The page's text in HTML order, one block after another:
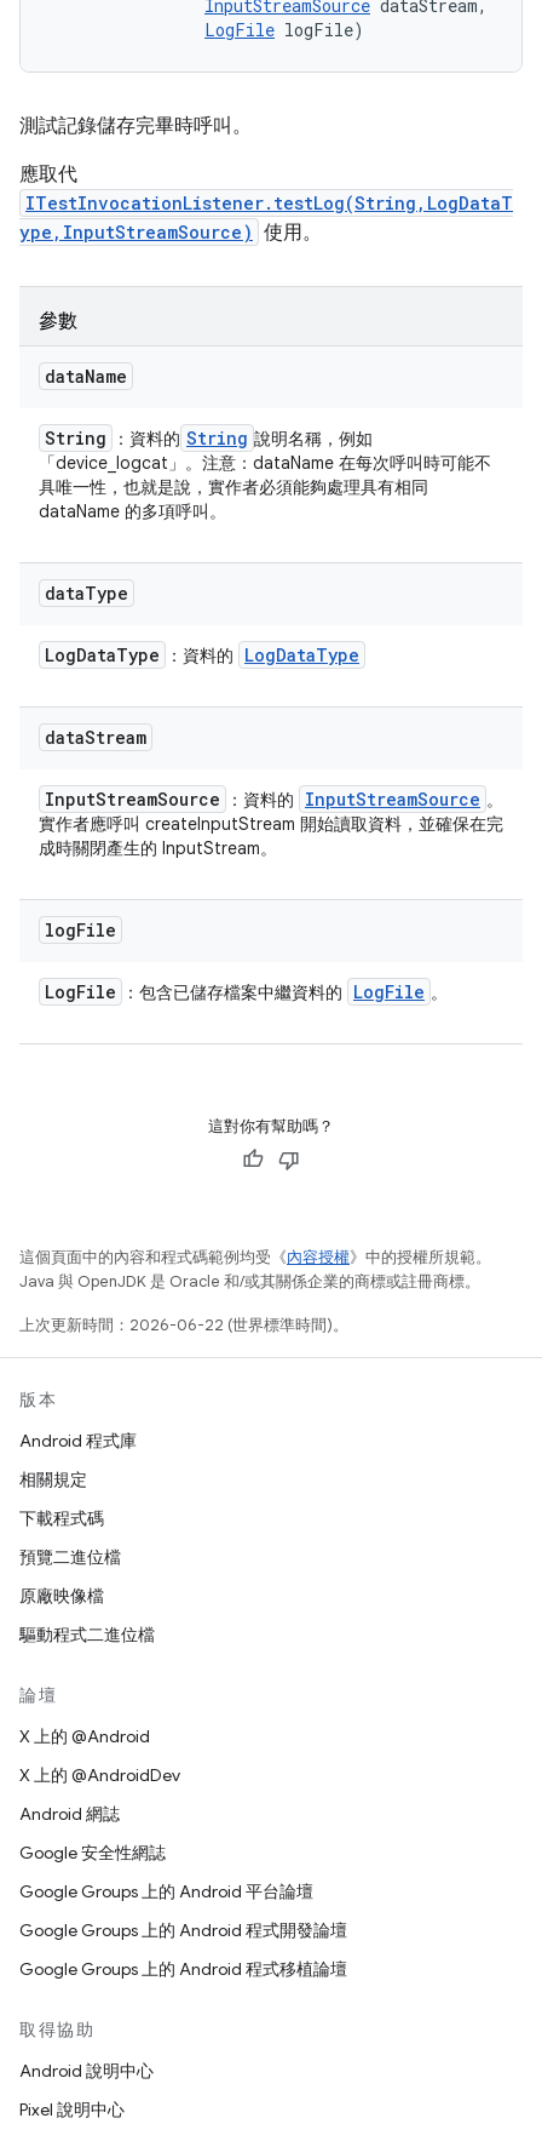
InputStreamSource dataStream,
LogFile logFile)
測試記錄儲存完畢時呼叫。
應取代
ITestInvocationListener.testLog(String,LogDataT
ype,InputStreamSource) 使用。
參數
dataName
String ：資料的 String 說明名稱，例如
「device_logcat」。注意：dataName 在每次呼叫時可能不
具唯一性，也就是說，實作者必須能夠處理具有相同
dataName 的多項呼叫。
dataType
LogDataType ：資料的 LogDataType
dataStream
InputStreamSource ：資料的 InputStreamSource 。
實作者應呼叫 createInputStream 開始讀取資料，並確保在完
成時關閉產生的 InputStream。
logFile
LogFile ：包含已儲存檔案中繼資料的 LogFile 。
這對你有幫助嗎？
這個頁面中的內容和程式碼範例均受《內容授權》中的授權所規範。
Java 與 OpenJDK 是 Oracle 和/或其關係企業的商標或註冊商標。
上次更新時間：2026-06-22 (世界標準時間)。
版本
Android 程式庫
相關規定
下載程式碼
預覽二進位檔
原廠映像檔
驅動程式二進位檔
論壇
X 上的 @Android
X 上的 @AndroidDev
Android 網誌
Google 安全性網誌
Google Groups 上的 Android 平台論壇
Google Groups 上的 Android 程式開發論壇
Google Groups 上的 Android 程式移植論壇
取得協助
Android 說明中心
Pixel 說明中心